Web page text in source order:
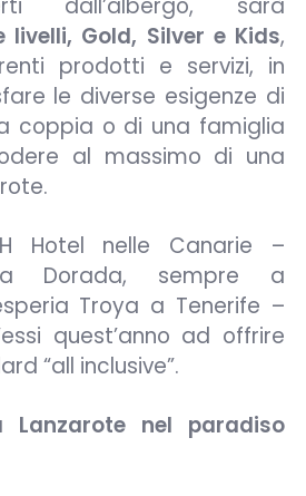
dall’albergo, sarà
livelli, Gold, Silver e Kids,
prodotti e servizi, in
le diverse esigenze di
coppia o di una famiglia
al massimo di una
Hotel nelle Canarie –
Dorada, sempre a
Troya a Tenerife –
quest’anno ad offrire
“all inclusive”.
Lanzarote nel paradiso